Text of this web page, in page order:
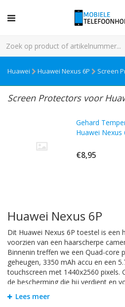
Huawei Huawei Nexus 6P Screen
Screen Protectors voor
Gehard
Huawei Nexus
€8,95
Huawei Nexus 6P
Dit Huawei Nexus 6P toestel is een
voorzien van een haarscherpe
Binnenin treffen we een Quad-core
geheugen, 3350 mAh accu en een
touchscreen met 1440x2560 pixels.
de bescherming die hij verdient en
een Huawei Nexus 6P hoesje.
telefoon apparaat kunt gebruiken.
Lees meer